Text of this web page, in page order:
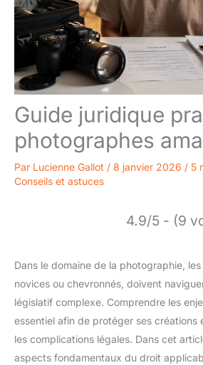
Guide juridique
photographes
Par Lucienne Gallot / 8 janvier 2026 / 5
Conseils et astuces
4.9/5 - (9
Dans le domaine de la photographie,
novices ou chevronnés, doivent
législatif complexe. Comprendre les
essentiel afin de protéger ses créations
les complications légales. Dans cet
aspects fondamentaux du droit